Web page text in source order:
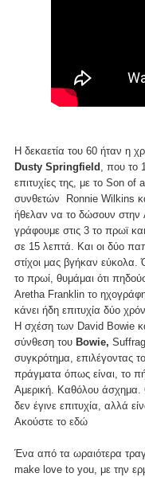
Η δεκαετία του 60 ήταν η
Dusty Springfield , που το
επιτυχίες της, με το Son
συνθετών Ronnie Wilkins
ήθελαν να το δώσουν στην
γράφουμε στις 3 το πρωϊ
σε 15 λεπτά. Και οι δύο
στίχοι μας βγήκαν εύκολα.
το πρωί, θυμάμαι ότι
Aretha Franklin το
κάνει ήδη επιτυχία δύο
H σχέση των David Bowie
σύνθεση του Bowie,
συγκρότημα, επιλέγοντας
πράγματα όπως είναι, το
Αμερική. Καθόλου
δεν έγινε επιτυχία, αλλά
Ακούστε το εδώ
Ένα από τα ωραιότερα
make love to you, με την